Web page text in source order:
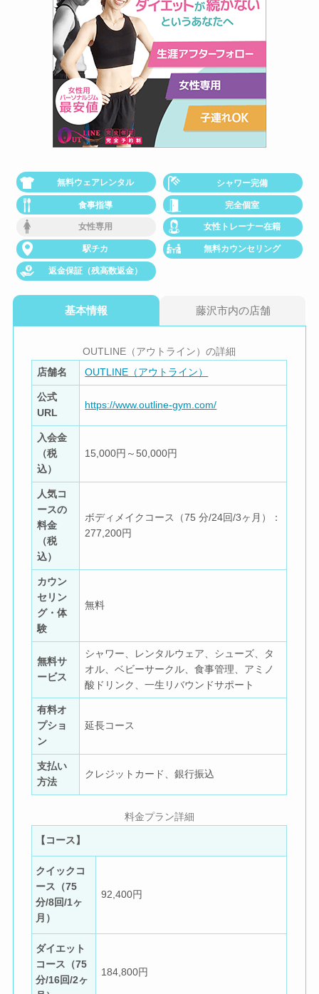
無料ウェアレンタル シャワー完備
食事指導 完全個室
女性専用 女性トレーナー在籍
駅チカ 無料カウンセリング
返金保証（残高数返金）
基本情報 藤沢市内の店舗
OUTLINE（アウトライン）の詳細
店舗名
OUTLINE（アウトライン）
公式
URL
https://www.outline-gym.com/
入会金
（税
込）
15,000円～50,000円
人気コ
ースの
料金
（税
込）
ボディメイクコース（75 分/24回/3ヶ月）：
277,200円
カウン
セリン
グ・体
験
無料
無料サ
ービス
シャワー、レンタルウェア、シューズ、タ
オル、ベビーサークル、食事管理、アミノ
酸ドリンク、一生リバウンドサポート
有料オ
プショ
ン
延長コース
支払い
方法
クレジットカード、銀行振込
料金プラン詳細
【コース】
クイックコ
ース（75
分/8回/1ヶ
月）
92,400円
ダイエット
コース（75
分/16回/2ヶ
184,800円